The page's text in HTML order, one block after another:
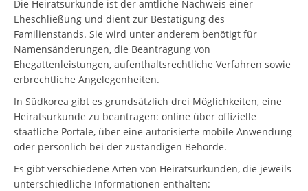
Die Heiratsurkunde ist der amtliche Nachweis einer
Eheschließung und dient zur Bestätigung des
Familienstands. Sie wird unter anderem benötigt für
Namensänderungen, die Beantragung von
Ehegattenleistungen, aufenthaltsrechtliche Verfahren sowie
erbrechtliche Angelegenheiten.
In Südkorea gibt es grundsätzlich drei Möglichkeiten, eine
Heiratsurkunde zu beantragen: online über offizielle
staatliche Portale, über eine autorisierte mobile Anwendung
oder persönlich bei der zuständigen Behörde.
Es gibt verschiedene Arten von Heiratsurkunden, die jeweils
unterschiedliche Informationen enthalten: